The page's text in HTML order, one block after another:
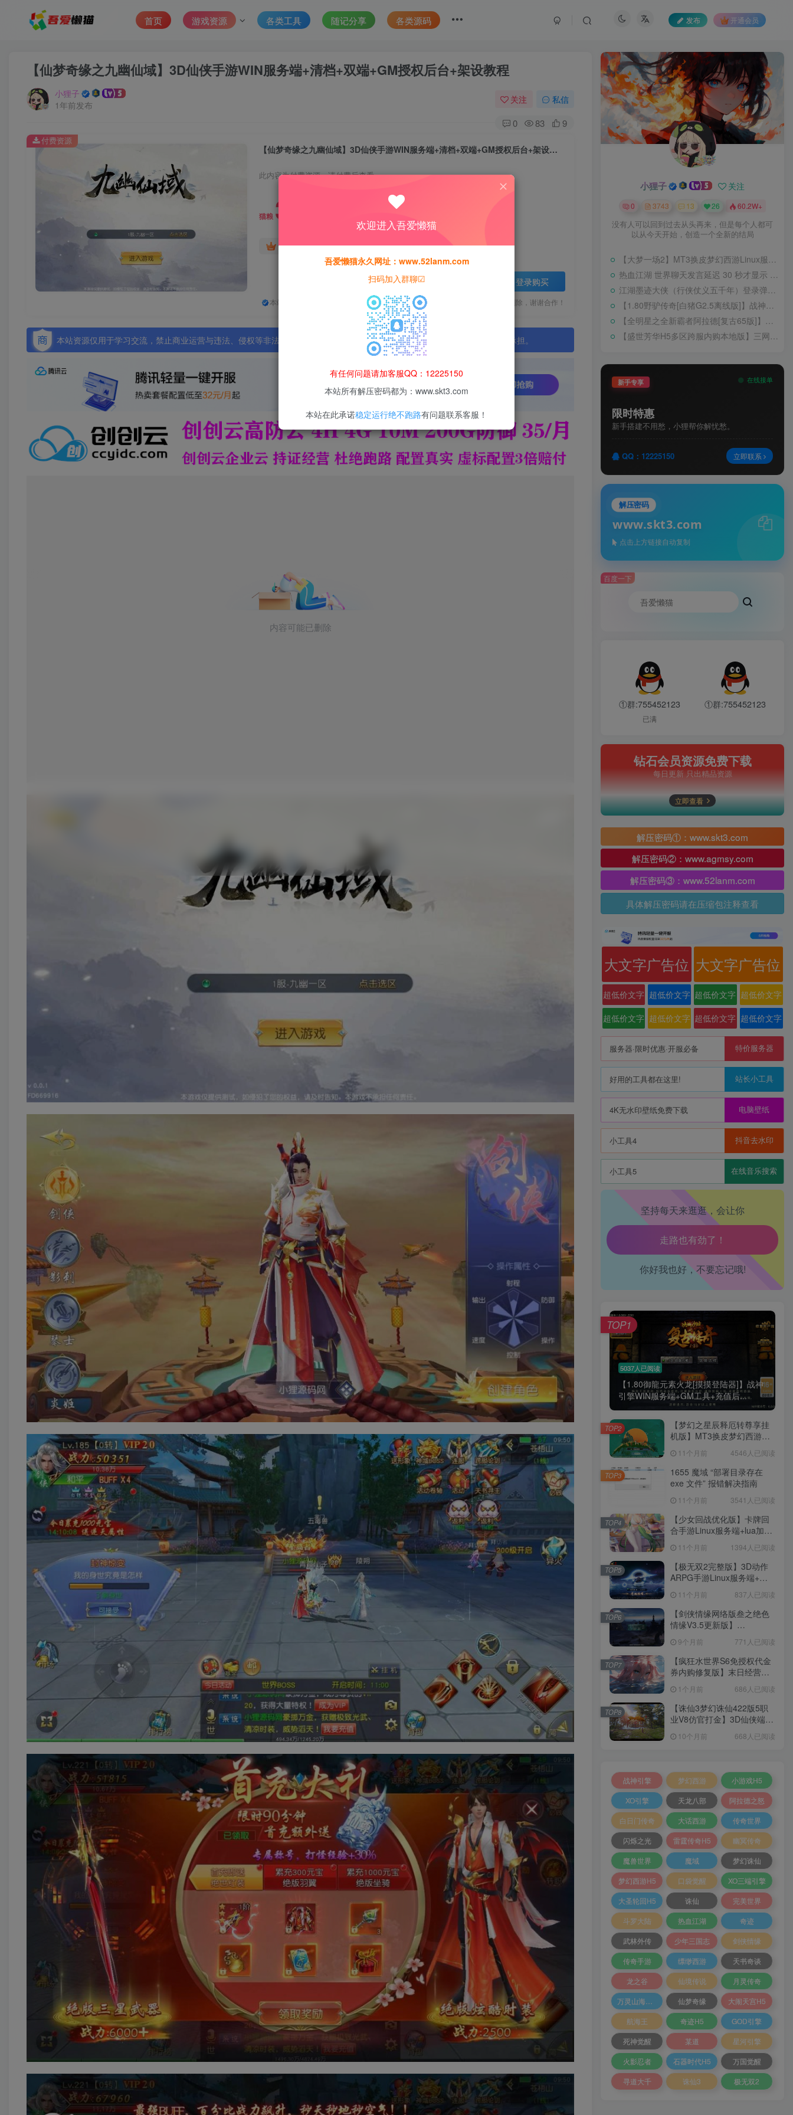
首页 游戏资源 各类工具 随记分享 各类源码 发布 开通会员
【仙梦奇缘之九幽仙域】3D仙侠手游WIN服务端+清档+双端+GM授权后台+架设教程
小狸子
1年前发布
关注 私信
0 83 9
【仙梦奇缘之九幽仙域】3D仙侠手游WIN服务端+清档+双端+GM授权后台+架设教程
此内容为付费资源，请付费后查看
猫粮 30
黄金会员猫粮15 钻石会员免费
登录购买
本站所有资源均为网络收集整理而来，仅供学习研究使用，请在下载后24h内删除，谢谢合作！
付费资源
本站资源仅用于学习交流，禁止商业运营与违法、侵权等非法行为；资源下载后请于 24 小时内删除，违规后果由使用者自行承担。
小狸子 关注
0 3743 13 26 60.2W+
没有人可以回到过去从头再来，但是每个人都可
以从今天开始，创造一个全新的结局
【大梦一场2】MT3换皮梦幻西游Linux服务端+GM后台+源码+双端+架设教程
热血江湖 世界聊天发言延迟 30 秒才显示 BUG 修复教程
江湖墨迹大侠（行侠仗义五千年）登录弹出 WELCOME 提示无法进游戏修复教程
【1.80野驴传奇[白猪G2.5离线版]】战神引擎WIN服务端+GM工具+充值后台+安卓+架设教程
【全明星之全新霸者阿拉德[复古65版]】横版闯关手游Linux服务端+配套表+WEB管理后台+GM授权后台+双端+架设教程
【盛世芳华H5多区跨服内购本地版】三网H5宫斗养成游戏Linux手工服务端+CDK授权后台+安卓+架设教程
新手专享 在线接单
限时特惠
新手搭建不用愁，小狸帮你解忧愁。
QQ：12225150 立即联系
解压密码
www.skt3.com
点击上方链接自动复制
百度一下
①群:755452123
已满
①群:755452123
钻石会员资源免费下载
每日更新 只出精品资源
立即查看
解压密码①：www.skt3.com
解压密码②：www.agmsy.com
解压密码③：www.52lanm.com
具体解压密码请在压缩包注释查看
大文字广告位 大文字广告位
超低价文字
广告位
超低价文字
广告位
超低价文字
广告位
超低价文字
广告位
超低价文字
广告位
超低价文字
广告位
超低价文字
广告位
超低价文字
广告位
服务器·限时优惠·开服必备 特价服务器
好用的工具都在这里! 站长小工具
4K无水印壁纸免费下载 电脑壁纸
小工具4 抖音去水印
小工具5 在线音乐搜索
坚持每天来逛逛，会让你
生活也美好了！
心情也舒畅了！
走路也有劲了！
腿也不痛了！
腰也不酸了！
工作也轻松了！
你好我也好，不要忘记哦!
5037人已阅读
【1.80御龍元素火龙[摸摸登陆器]】战神
引擎WIN服务端+GM工具+充值后...
TOP1
【梦幻之星辰释厄转尊享挂
机版】MT3换皮梦幻西游
+源码+架设教程
11个月前 4546人已阅读
TOP2
1655 魔域 “部署目录存在
exe 文件” 报错解决指南
11个月前 3541人已阅读
TOP3
【少女回战优化版】卡牌回
合手游Linux服务端+lua加解
权后台+安卓+架设教程
11个月前 1394人已阅读
TOP4
【极无双2完整版】3D动作
ARPG手游Linux服务端+全
+加解密工具+GM授权后台
+安卓+架设教程
11个月前 837人已阅读
TOP5
【剑侠情缘网络版叁之绝色
情缘V3.5更新版】
端+GM指令+PC客户端+架设
教程
9个月前 771人已阅读
TOP6
【疯狂水世界S6免授权代金
券内购修复版】末日经营生
工具+管理后台+CDK授权后
台+安卓+架设教程
1个月前 686人已阅读
TOP7
【诛仙3梦幻诛仙422版5职
业V8仿官打金】3D仙侠端游
工具+PC客户端+架设教程
10个月前 668人已阅读
TOP8
战神引擎 梦幻西游
小游戏H5
XO引擎
天龙八部
阿拉德之怒
白日门传奇
大话西游
传奇世界
闪烁之光
雷霆传奇H5
幽冥传奇
魔兽世界
魔域
梦幻诛仙
梦幻西游H5
口袋觉醒
XO三端引擎
大圣轮回H5
诛仙
完美世界
斗罗大陆
热血江湖
奇迹
武林外传
少年三国志
剑侠情缘
传奇手游
缥缈西游
天书奇谈
龙之谷
仙境传说
月灵传奇
仙梦奇缘
大闹天宫H5
航海王
奇迹H5
GOD引擎
死神觉醒
某道
星河引擎
火影忍者
石器时代H5
万国觉醒
寻道大千
诛仙3 极无双2
欢迎进入吾爱懒猫
吾爱懒猫永久网址：www.52lanm.com
扫码加入群聊☑
有任何问题请加客服QQ：12225150
本站所有解压密码都为：www.skt3.com
本站在此承诺稳定运行绝不跑路有问题联系客服！